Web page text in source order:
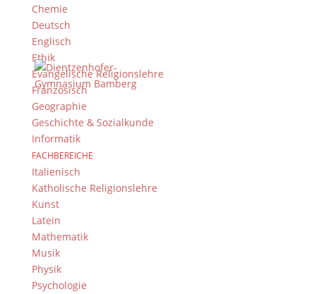
Chemie
Deutsch
Englisch
Ethik
Evangelische Religionslehre
Französisch
Geographie
Geschichte & Sozialkunde
Informatik
FACHBEREICHE
Italienisch
Katholische Religionslehre
Kunst
Latein
Mathematik
Musik
Physik
Psychologie
Impressum & Datenschutz
Impressum
Datenschutzerklärung
Kontakt
© 2015-2022, Dientzenhofer-Gymnasium Bamberg
Immer Aktuell
Bleiben Sie immer auf dem neusten Stand und
folgen Sie uns auf Twitter
Folgen Sie dem
Kontakt Webteam
Kontaktieren Sie das Webteam